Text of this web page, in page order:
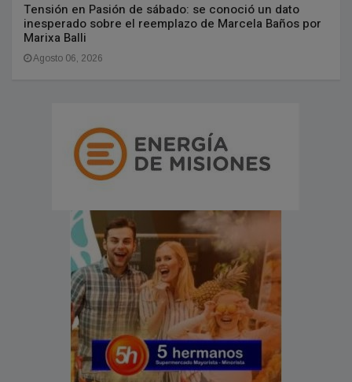
Tensión en Pasión de sábado: se conoció un dato
inesperado sobre el reemplazo de Marcela Baños por
Marixa Balli
Agosto 06, 2026